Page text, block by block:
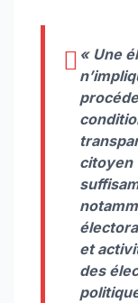
« Une
citoyen
et
des